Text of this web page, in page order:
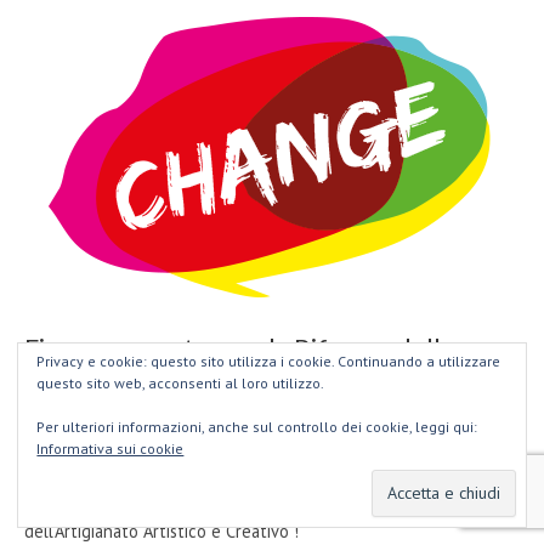
Firma per sostenere la Riforma della
Legge Regionale del Lazio sull’Artigianato
Appello all’Assessore alle Attività Produttive della Regione Lazio,
Roberta Angelilli: dopo oltre 10 anni di inefficacia ... è URGENTE
riformare la Legge Regionale del Lazio per il settore
dell’Artigianato Artistico e Creativo !
Privacy e cookie: questo sito utilizza i cookie. Continuando a utilizzare
questo sito web, acconsenti al loro utilizzo.
Per ulteriori informazioni, anche sul controllo dei cookie, leggi qui:
Informativa sui cookie